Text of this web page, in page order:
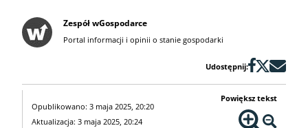
Zespół wGospodarce
Portal informacji i opinii o stanie gospodarki
Udostępnij:
Opublikowano: 3 maja 2025, 20:20
Aktualizacja: 3 maja 2025, 20:24
Powiększ tekst